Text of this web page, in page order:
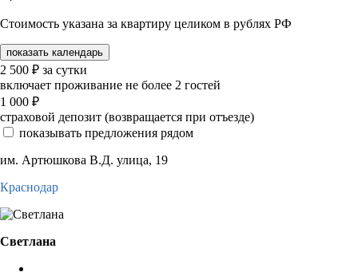
Стоимость указана за квартиру целиком в рублях РФ
показать календарь
2 500 ₽ за сутки
включает проживание не более 2 гостей
1 000 ₽
страховой депозит (возвращается при отъезде)
показывать предложения рядом
им. Артюшкова В.Д. улица, 19
Краснодар
Светлана